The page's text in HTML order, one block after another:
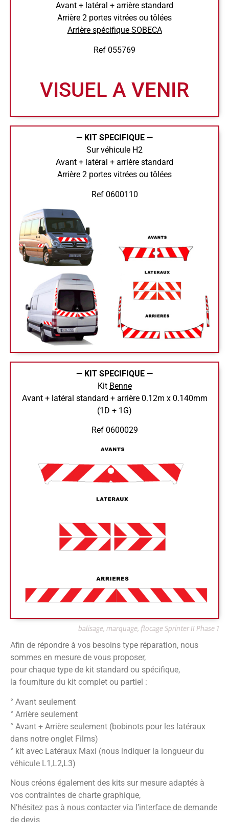
Avant + latéral + arrière standard
Arrière 2 portes vitrées ou tôlées
Arrière spécifique SOBECA
Ref 055769
VISUEL A VENIR
— KIT SPECIFIQUE —
Sur véhicule H2
Avant + latéral + arrière standard
Arrière 2 portes vitrées ou tôlées
Ref 0600110
— KIT SPECIFIQUE —
Kit Benne
Avant + latéral standard + arrière 0.12m x 0.140mm
(1D + 1G)
Ref 0600029
balisage, marquage, flocage Sprinter II Phase 1
Afin de répondre à vos besoins type réparation, nous
sommes en mesure de vous proposer,
pour chaque type de kit standard ou spécifique,
la fourniture du kit complet ou partiel :
° Avant seulement
° Arrière seulement
° Avant + Arrière seulement (bobinots pour les latéraux
dans notre onglet Films)
° kit avec Latéraux Maxi (nous indiquer la longueur du
véhicule L1,L2,L3)
Nous créons également des kits sur mesure adaptés à
vos contraintes de charte graphique,
N’hésitez pas à nous contacter via l’interface de demande
de devis